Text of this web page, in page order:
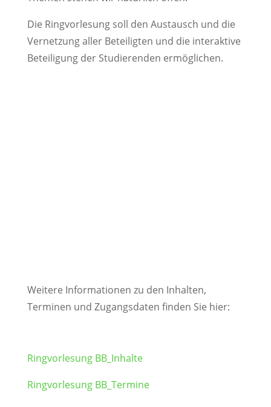
Die Ringvorlesung soll den Austausch und die
Vernetzung aller Beteiligten und die interaktive
Beteiligung der Studierenden ermöglichen.
Weitere Informationen zu den Inhalten,
Terminen und Zugangsdaten finden Sie hier:
Ringvorlesung BB_Inhalte
Ringvorlesung BB_Termine